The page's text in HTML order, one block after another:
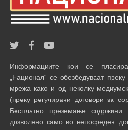
Информациите кои се
„Национал“ се обезбедуваат
мрежа како и од неколку
(преку регулирани договори за
Бесплатно преземање
дозволено само во непосреден